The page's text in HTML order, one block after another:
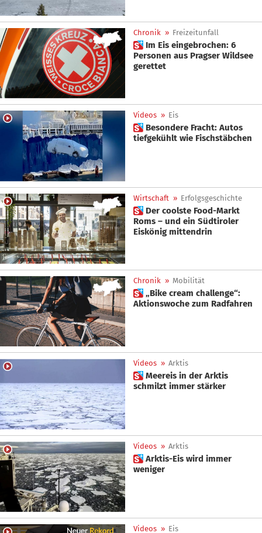
Chronik » Freizeitunfall
 Im Eis eingebrochen: 6
Personen aus Pragser Wildsee
gerettet
Videos » Eis
 Besondere Fracht: Autos
tiefgekühlt wie Fischstäbchen
Wirtschaft » Erfolgsgeschichte
 Der coolste Food-Markt
Roms – und ein Südtiroler
Eiskönig mittendrin
Chronik » Mobilität
 „Bike cream challenge“:
Aktionswoche zum Radfahren
Videos » Arktis
 Meereis in der Arktis
schmilzt immer stärker
Videos » Arktis
 Arktis-Eis wird immer
weniger
Videos » Eis